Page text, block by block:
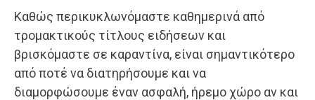
Καθώς περικυκλωνόμαστε καθημερινά από
τρομακτικούς τίτλους ειδήσεων και
βρισκόμαστε σε καραντίνα, είναι σημαντικότερο
από ποτέ να διατηρήσουμε και να
διαμορφώσουμε έναν ασφαλή, ήρεμο χώρο αν και